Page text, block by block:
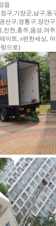
읍
구,기장군,남구,
구,영통구,장안
진천,충주,음성,여
트, e편한세상,
으로)